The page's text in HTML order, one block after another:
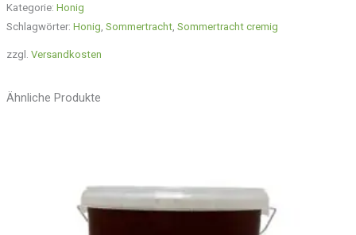
Kategorie: Honig
Schlagwörter: Honig, Sommertracht, Sommertracht cremig
zzgl. Versandkosten
Ähnliche Produkte